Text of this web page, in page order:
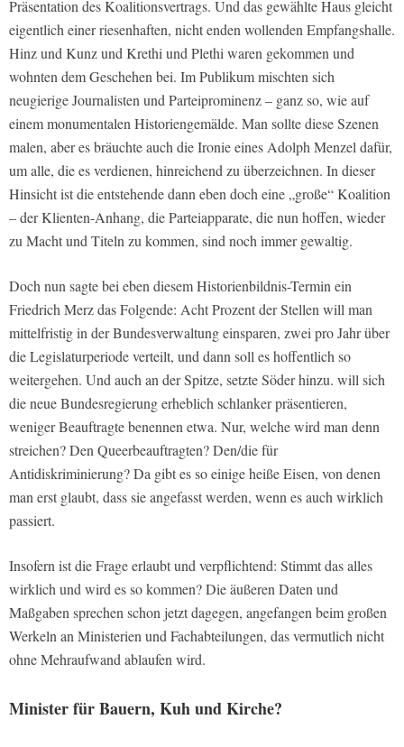
Präsentation des Koalitionsvertrags. Und das gewählte Haus gleicht
eigentlich einer riesenhaften, nicht enden wollenden Empfangshalle.
Hinz und Kunz und Krethi und Plethi waren gekommen und
wohnten dem Geschehen bei. Im Publikum mischten sich
neugierige Journalisten und Parteiprominenz – ganz so, wie auf
einem monumentalen Historiengemälde. Man sollte diese Szenen
malen, aber es bräuchte auch die Ironie eines Adolph Menzel dafür,
um alle, die es verdienen, hinreichend zu überzeichnen. In dieser
Hinsicht ist die entstehende dann eben doch eine „große“ Koalition
– der Klienten-Anhang, die Parteiapparate, die nun hoffen, wieder
zu Macht und Titeln zu kommen, sind noch immer gewaltig.
Doch nun sagte bei eben diesem Historienbildnis-Termin ein
Friedrich Merz das Folgende: Acht Prozent der Stellen will man
mittelfristig in der Bundesverwaltung einsparen, zwei pro Jahr über
die Legislaturperiode verteilt, und dann soll es hoffentlich so
weitergehen. Und auch an der Spitze, setzte Söder hinzu. will sich
die neue Bundesregierung erheblich schlanker präsentieren,
weniger Beauftragte benennen etwa. Nur, welche wird man denn
streichen? Den Queerbeauftragten? Den/die für
Antidiskriminierung? Da gibt es so einige heiße Eisen, von denen
man erst glaubt, dass sie angefasst werden, wenn es auch wirklich
passiert.
Insofern ist die Frage erlaubt und verpflichtend: Stimmt das alles
wirklich und wird es so kommen? Die äußeren Daten und
Maßgaben sprechen schon jetzt dagegen, angefangen beim großen
Werkeln an Ministerien und Fachabteilungen, das vermutlich nicht
ohne Mehraufwand ablaufen wird.
Minister für Bauern, Kuh und Kirche?